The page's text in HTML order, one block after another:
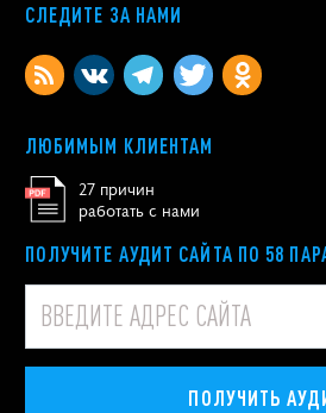
СЛЕДИТЕ ЗА НАМИ
ЛЮБИМЫМ КЛИЕНТАМ
27 причин
работать с нами
ПОЛУЧИТЕ АУДИТ САЙТА ПО 58
ПОЛУЧИТЬ